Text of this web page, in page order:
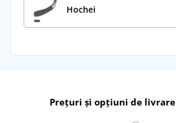
Hochei
Prețuri și opțiuni de livrare